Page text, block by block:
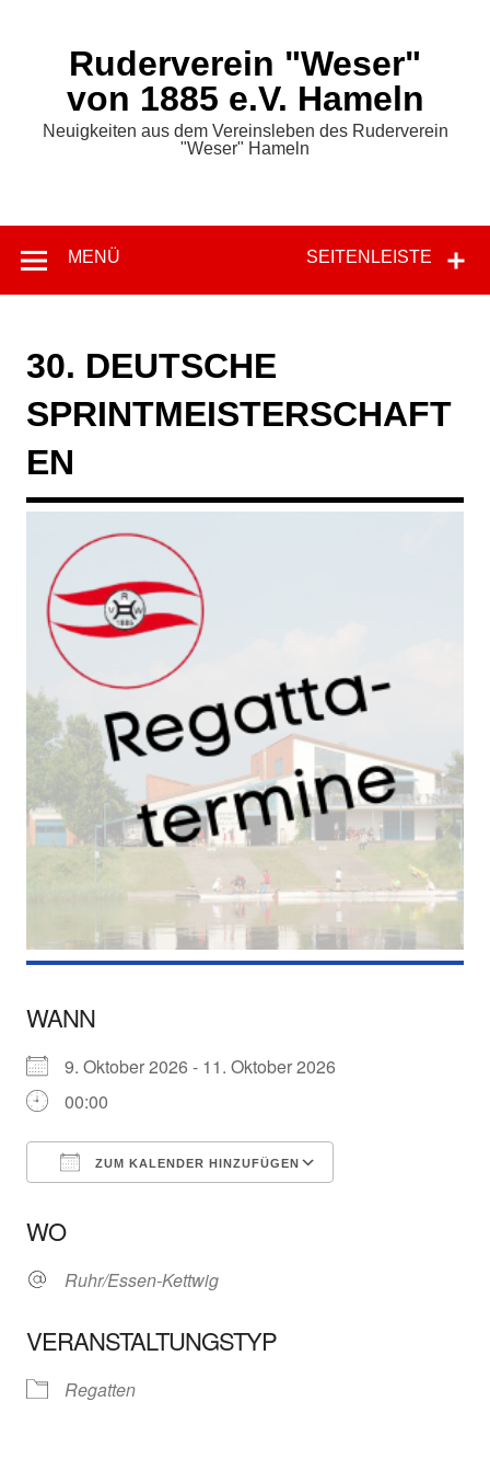
Ruderverein "Weser"
von 1885 e.V. Hameln
Neuigkeiten aus dem Vereinsleben des Ruderverein
"Weser" Hameln
SEITENLEISTE
MENÜ
30. DEUTSCHE
SPRINTMEISTERSCHAFT
EN
WANN
9. Oktober 2026 - 11. Oktober 2026
00:00
ZUM KALENDER HINZUFÜGEN
WO
Ruhr/Essen-Kettwig
VERANSTALTUNGSTYP
Regatten